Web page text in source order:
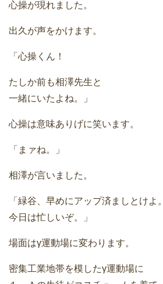
心操が現れました。
出久が声をかけます。
「心操くん！
たしか前も相澤先生と
一緒にいたよね。」
心操は意味ありげに笑います。
「まァね。」
相澤が言いました。
「緑谷、早めにアップ済ましとけよ。
今日は忙しいぞ。」
場面はγ運動場に変わります。
密集工業地帯を模したγ運動場に